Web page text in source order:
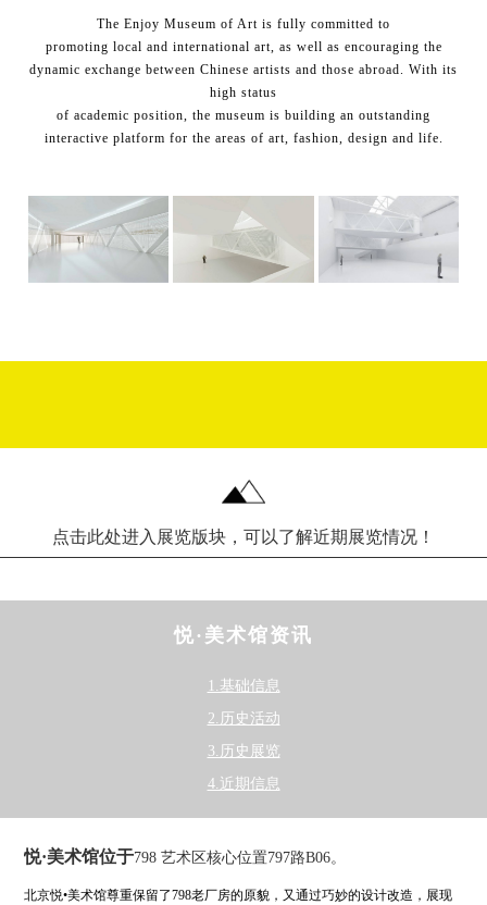
The Enjoy Museum of Art is fully committed to
promoting local and international art, as well as encouraging the
dynamic exchange between Chinese artists and those abroad. With its
high status
of academic position, the museum is building an outstanding
interactive platform for the areas of art, fashion, design and life.
点击此处进入展览版块，可以了解近期展览情况！
悦·美术馆资讯
1.基础信息
2.历史活动
3.历史展览
4.近期信息
悦·美术馆位于798 艺术区核心位置797路B06。
北京悦•美术馆尊重保留了798老厂房的原貌，又通过巧妙的设计改造，展现